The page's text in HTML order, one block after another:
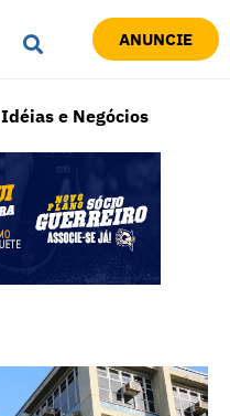
ANUNCIE
Idéias e Negócios